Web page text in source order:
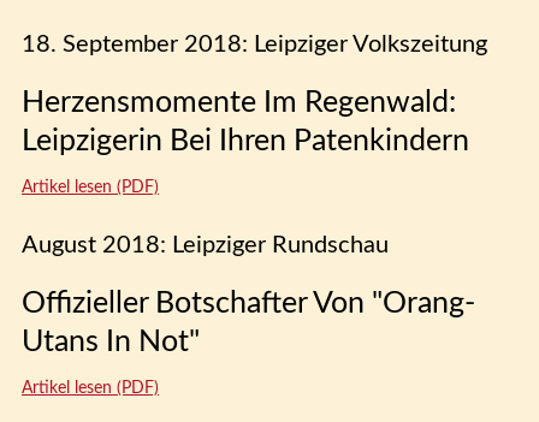
18. September 2018: Leipziger Volkszeitung
Herzensmomente Im Regenwald:
Leipzigerin Bei Ihren Patenkindern
Artikel lesen (PDF)
August 2018: Leipziger Rundschau
Offizieller Botschafter Von "Orang-
Utans In Not"
Artikel lesen (PDF)